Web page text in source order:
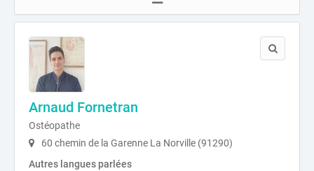
Arnaud Fornetran
Ostéopathe
60 chemin de la Garenne La Norville (91290)
Autres langues parlées